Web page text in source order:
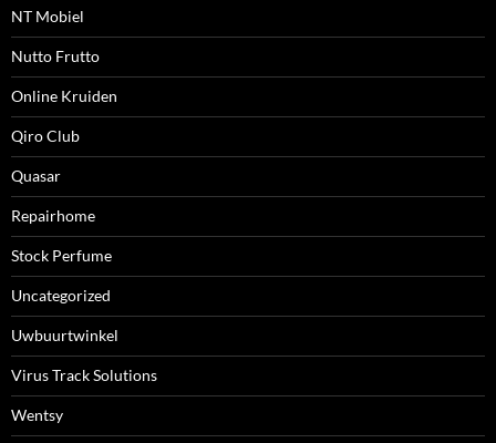
NT Mobiel
Nutto Frutto
Online Kruiden
Qiro Club
Quasar
Repairhome
Stock Perfume
Uncategorized
Uwbuurtwinkel
Virus Track Solutions
Wentsy